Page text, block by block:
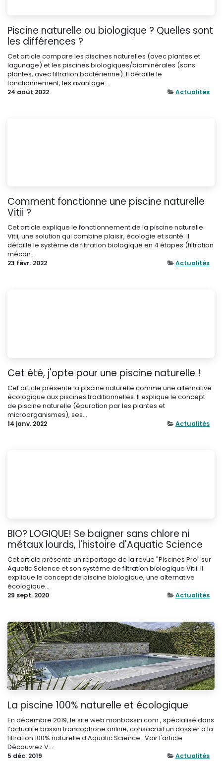
Piscine naturelle ou biologique ? Quelles sont
les différences ?
Cet article compare les piscines naturelles (avec plantes et
lagunage) et les piscines biologiques/biominérales (sans
plantes, avec filtration bactérienne). Il détaille le
fonctionnement, les avantage...
24 août 2022 Actualités
Comment fonctionne une piscine naturelle
Vitii ?
Cet article explique le fonctionnement de la piscine naturelle
Vitii, une solution qui combine plaisir, écologie et santé. Il
détaille le système de filtration biologique en 4 étapes (filtration
mécan...
23 févr. 2022 Actualités
Cet été, j'opte pour une piscine naturelle !
Cet article présente la piscine naturelle comme une alternative
écologique aux piscines traditionnelles. Il explique le concept
de piscine naturelle (épuration par les plantes et
microorganismes), ses...
14 janv. 2022 Actualités
BIO? LOGIQUE! Se baigner sans chlore ni
métaux lourds, l'histoire d'Aquatic Science
Cet article présente un reportage de la revue "Piscines Pro" sur
Aquatic Science et son système de filtration biologique Vitii. Il
explique le concept de piscine biologique, une alternative
écologique...
29 sept. 2020 Actualités
La piscine 100% naturelle et écologique
En décembre 2019, le site web monbassin.com , spécialisé dans
l’actualité bassin francophone online, consacrait un dossier à la
filtration 100% naturelle d’Aquatic Science . Voir l'article
Découvrez V...
5 déc. 2019 Actualités